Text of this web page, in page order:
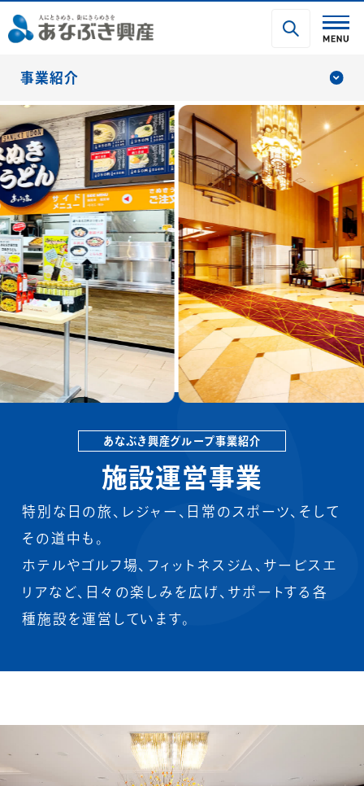
事業紹介
分譲マンション事業
不動産ソリューション事業
区分マンション投資事業
投資用不動産事業
（グローリオシェルト事業）
再エネ開発推進事業
シニア事業
エネルギー関連事業
あなぶき興産グループ事業紹介
施設運営事業
特別な日の旅、レジャー、日常のスポーツ、そして
その道中も。
ホテルやゴルフ場、フィットネスジム、サービスエ
リアなど、日々の楽しみを広げ、サポートする各
種施設を運営しています。